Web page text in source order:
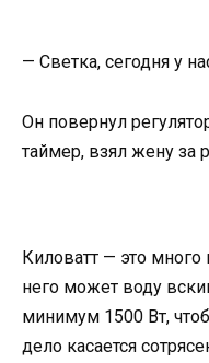
— Светка, сегодня у
Он повернул
таймер, взял жену за
Киловатт — это много
него может воду
минимум 1500 Вт,
дело касается